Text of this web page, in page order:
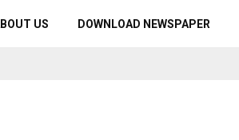
US DOWNLOAD NEWSPAPER